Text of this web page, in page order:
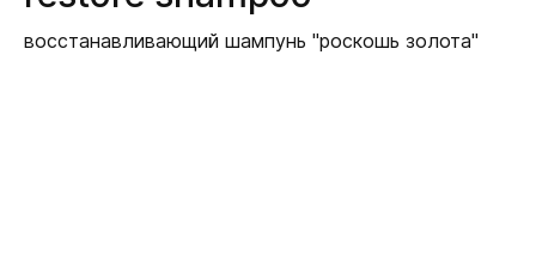
восстанавливающий шампунь "роскошь золота"